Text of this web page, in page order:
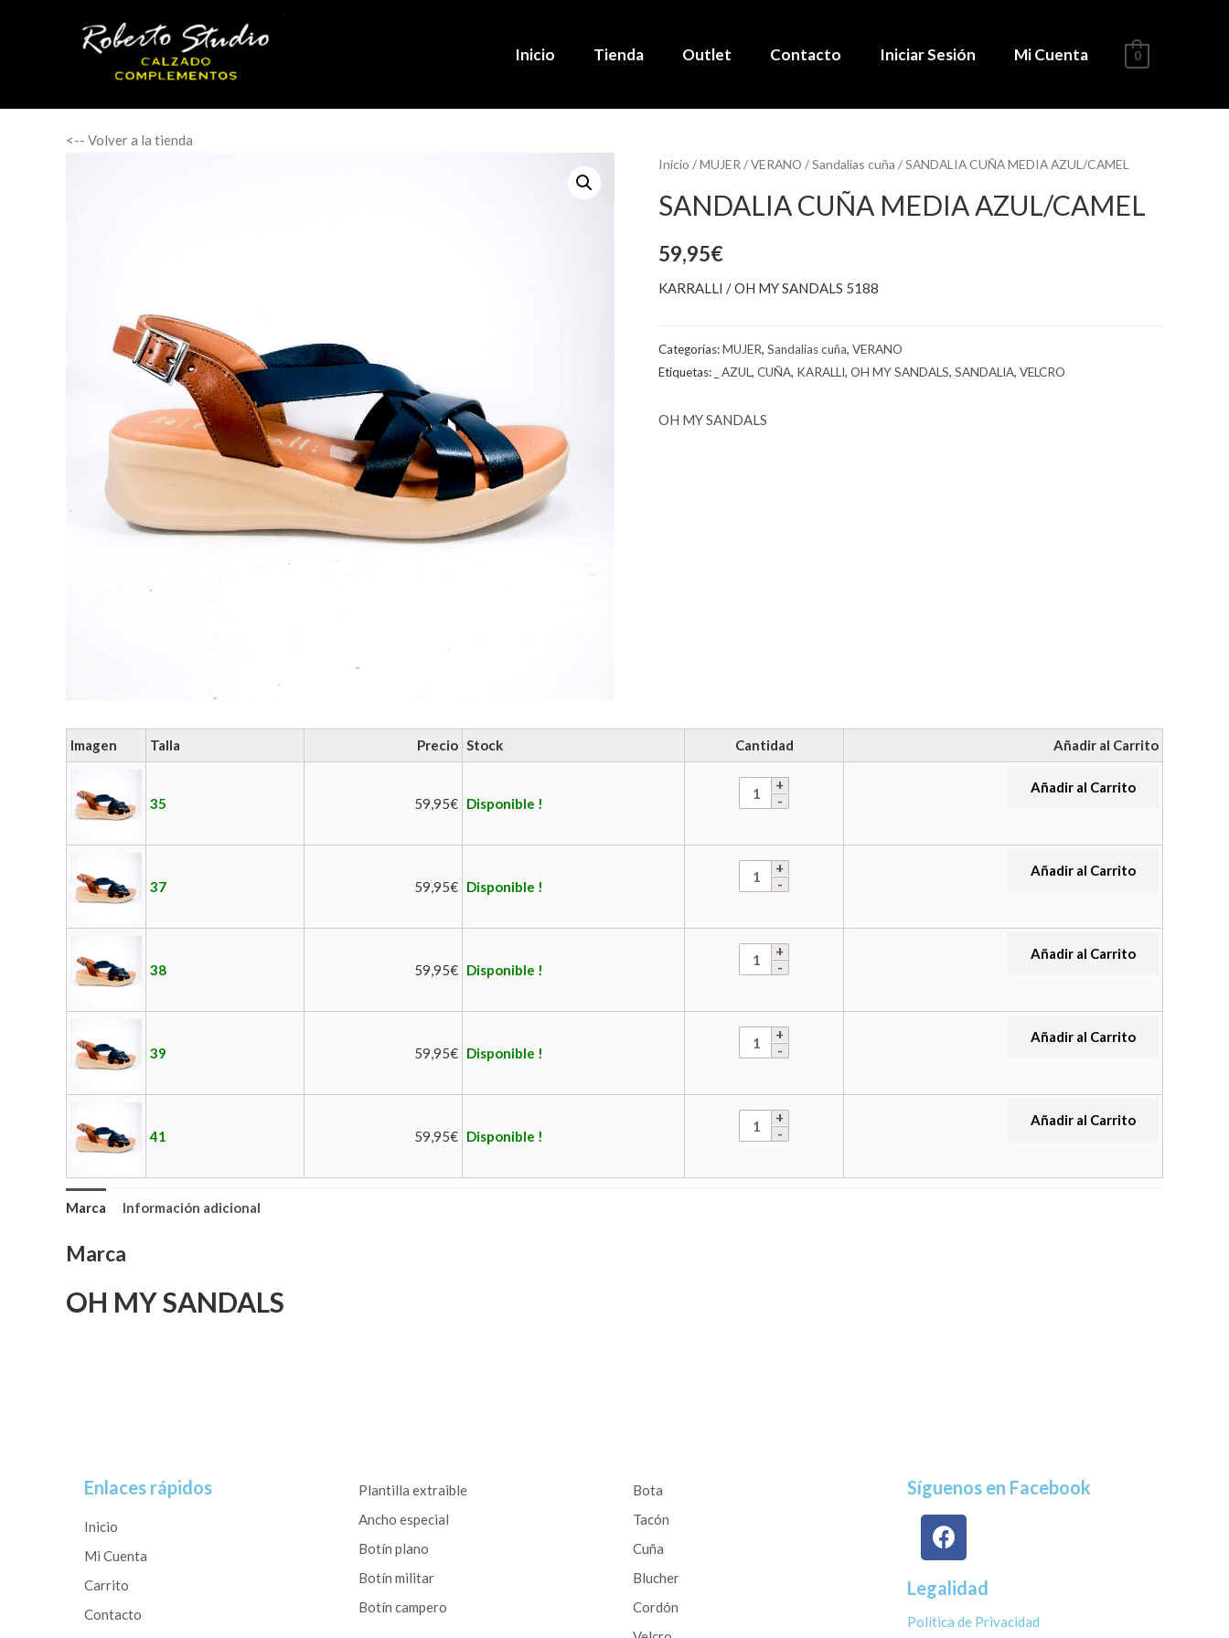
Inicio Tienda Outlet Contacto Iniciar Sesión Mi Cuenta 0
<-- Volver a la tienda
Inicio /MUJER /VERANO /Sandalias cuña / SANDALIA CUÑA MEDIA AZUL/CAMEL
SANDALIA CUÑA MEDIA AZUL/CAMEL
59,95€
KARRALLI / OH MY SANDALS 5188
Categorías:MUJER, Sandalias cuña, VERANO
Etiquetas:
_ AZUL, CUÑA, KARALLI, OH MY SANDALS, SANDALIA, VELCRO
OH MY SANDALS
Imagen Talla Precio Stock Cantidad Añadir al Carrito
35 59,95€ Disponible !
Añadir al Carrito
37 59,95€ Disponible !
Añadir al Carrito
38 59,95€ Disponible !
Añadir al Carrito
39 59,95€ Disponible !
Añadir al Carrito
41 59,95€ Disponible !
Añadir al Carrito
Marca Información adicional
Marca
OH MY SANDALS
Enlaces rápidos
Inicio
Mi Cuenta
Carrito
Contacto
Plantilla extraible
Ancho especial
Botín plano
Botín militar
Botín campero
Bota
Tacón
Cuña
Blucher
Cordón
Síguenos en Facebook
Legalidad
Política de Privacidad